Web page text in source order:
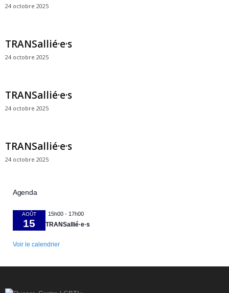
24 octobre 2025
TRANSallié·e·s
24 octobre 2025
TRANSallié·e·s
24 octobre 2025
TRANSallié·e·s
24 octobre 2025
Agenda
AOÛT
15
15h00 - 17h00
TRANSallié·e·s
Voir le calendrier